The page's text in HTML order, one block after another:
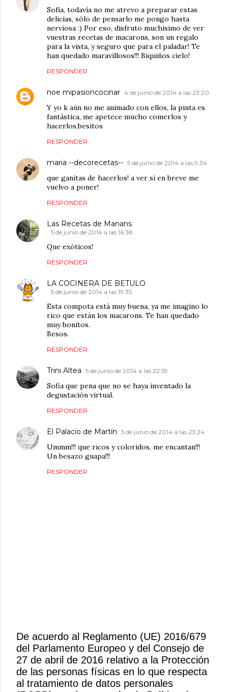
Sofía, todavía no me atrevo a preparar estas
delicias, sólo de pensarlo me pongo hasta
nerviosa :) Por eso, disfruto muchísimo de ver
vuestras recetas de macarons, son un regalo
para la vista, y seguro que para el paladar! Te
han quedado maravillosos!!! Biquiños cielo!
RESPONDER
noe mipasioncocinar 4 de junio de 2014 a las 23:20
Y yo k aún no me animado con ellos, la pinta es
fantástica, me apetece mucho comerlos y
hacerlos,besitos
RESPONDER
maria --decorecetas-- 5 de junio de 2014 a las 9:34
que ganitas de hacerlos! a ver si en breve me
vuelvo a poner!
RESPONDER
Las Recetas de Manans
5 de junio de 2014 a las 16:38
Que exóticos!
RESPONDER
LA COCINERA DE BETULO
5 de junio de 2014 a las 19:35
Esta compota está muy buena, ya me imagino lo
rico que están los macarons. Te han quedado
muy bonitos.
Besos.
RESPONDER
Trini Altea 5 de junio de 2014 a las 22:59
Sofia que pena que no se haya inventado la
degustación virtual.
RESPONDER
El Palacio de Martín 5 de junio de 2014 a las 23:24
Ummm!!! que ricos y coloridos, me encantan!!!
Un besazo guapa!!!
RESPONDER
P
u
b
l
De acuerdo al Reglamento (UE) 2016/679
del Parlamento Europeo y del Consejo de
27 de abril de 2016 relativo a la Protección
de las personas físicas en lo que respecta
al tratamiento de datos personales